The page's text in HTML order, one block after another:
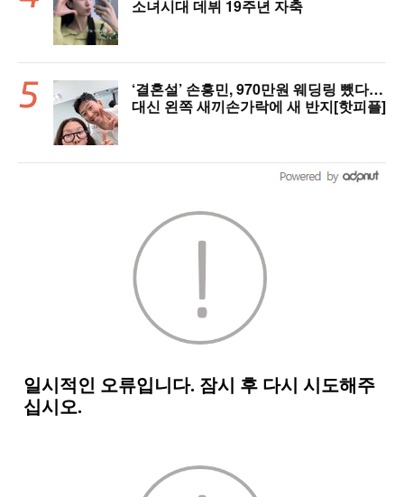
소녀시대 데뷔 19주년 자축
‘결혼설’ 손흥민, 970만원 웨딩링 뺐다…
대신 왼쪽 새끼손가락에 새 반지[핫피플]